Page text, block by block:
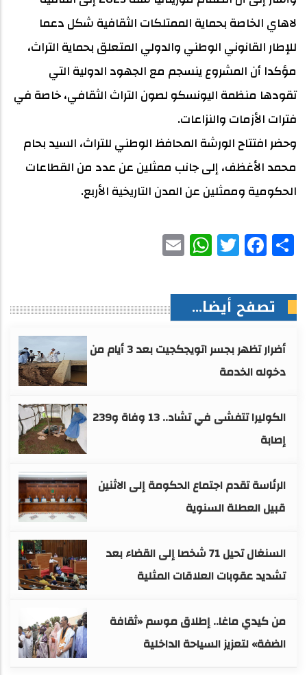
لاهاي الخاصة بحماية الممتلكات الثقافية شكل دعما
للإطار القانوني الوطني والدولي المتعلق بحماية التراث،
مؤكدا أن المشروع ينسجم مع الجهود الدولية التي
تقودها منظمة اليونسكو لصون التراث الثقافي، خاصة في
فترات الأزمات والنزاعات.
وحضر افتتاح الورشة المحافظ الوطني للتراث، السيد بحام
محمد الأغظف، إلى جانب ممثلين عن عدد من القطاعات
الحكومية وممثلين عن المدن التاريخية الأربع.
Share
Facebook
Twitter
WhatsApp
تصفح أيضا...
أضرار تظهر بجسر اتويجكجيت بعد 3 أيام من
دخوله الخدمة
الكوليرا تتفشى في تشاد.. 13 وفاة و239
إصابة
الرئاسة تقدم اجتماع الحكومة إلى الاثنين
قبيل العطلة السنوية
السنغال تحيل 71 شخصا إلى القضاء بعد
تشديد عقوبات العلاقات المثلية
من كيدي ماغا.. إطلاق موسم «ثقافة
الضفة» لتعزيز السياحة الداخلية